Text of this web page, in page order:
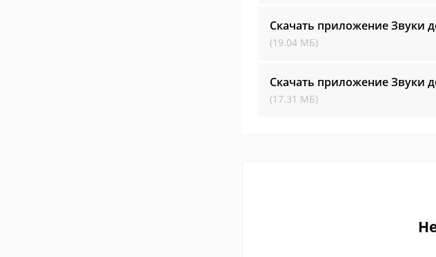
Скачать приложение Звуки
(19.04 МБ)
Скачать приложение Звуки
(17.31 МБ)